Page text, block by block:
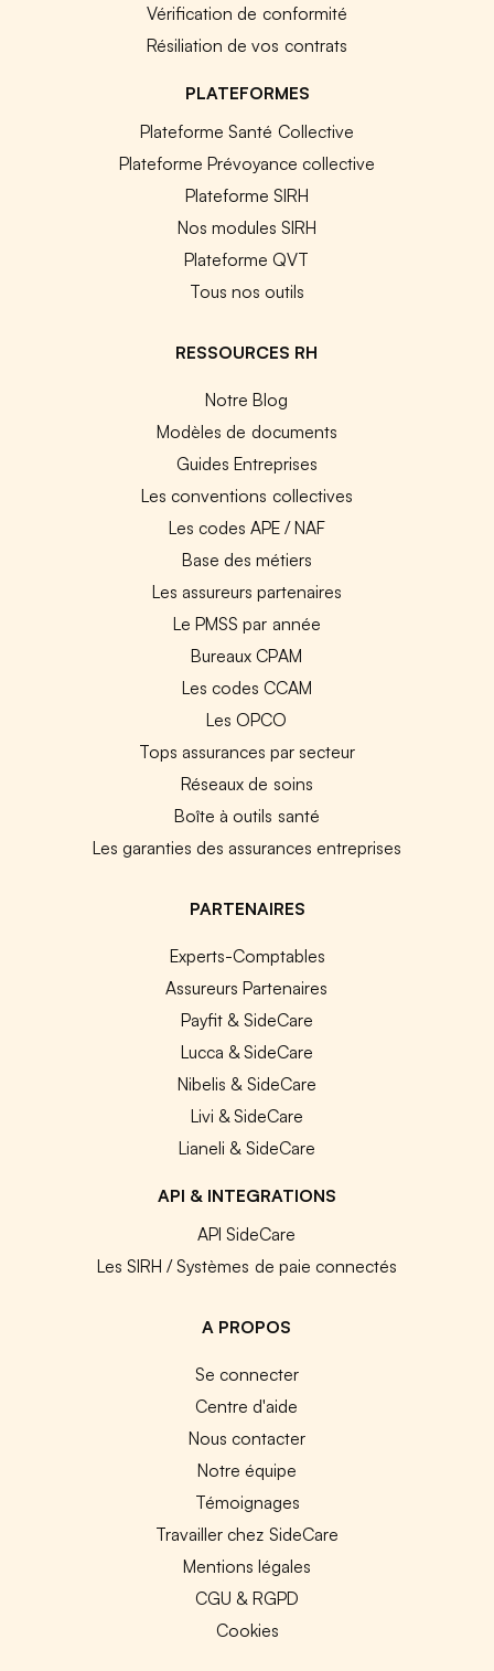
Vérification de conformité
Résiliation de vos contrats
PLATEFORMES
Plateforme Santé Collective
Plateforme Prévoyance collective
Plateforme SIRH
Nos modules SIRH
Plateforme QVT
Tous nos outils
RESSOURCES RH
Notre Blog
Modèles de documents
Guides Entreprises
Les conventions collectives
Les codes APE / NAF
Base des métiers
Les assureurs partenaires
Le PMSS par année
Bureaux CPAM
Les codes CCAM
Les OPCO
Tops assurances par secteur
Réseaux de soins
Boîte à outils santé
Les garanties des assurances entreprises
PARTENAIRES
Experts-Comptables
Assureurs Partenaires
Payfit & SideCare
Lucca & SideCare
Nibelis & SideCare
Livi & SideCare
Lianeli & SideCare
API & INTEGRATIONS
API SideCare
Les SIRH / Systèmes de paie connectés
A PROPOS
Se connecter
Centre d'aide
Nous contacter
Notre équipe
Témoignages
Travailler chez SideCare
Mentions légales
CGU & RGPD
Cookies